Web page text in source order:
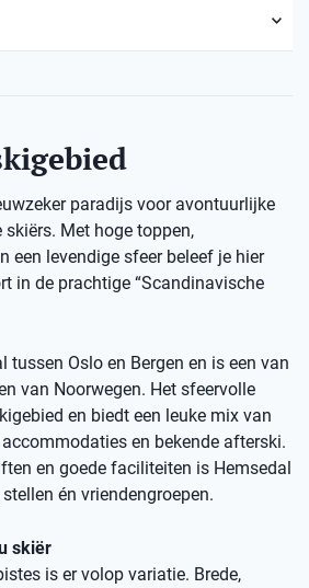
paradijs voor avontuurlijke
Met hoge toppen,
een levendige sfeer beleef je hier
in de prachtige “Scandinavische
tussen Oslo en Bergen en is een van
van Noorwegen. Het sfeervolle
en biedt een leuke mix van
en bekende afterski.
en goede faciliteiten is Hemsedal
én vriendengroepen.
skiër
is er volop variatie. Brede,